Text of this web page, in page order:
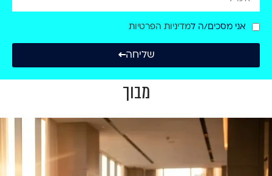
אני מסכים/ה למדיניות הפרטיות
שליחה
מבוך